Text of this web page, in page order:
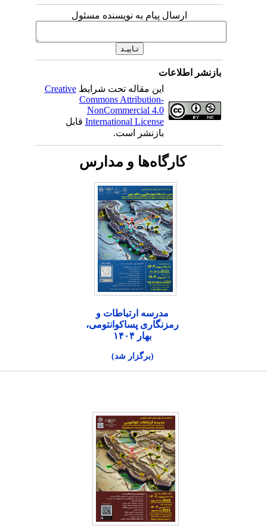
ارسال پیام به نویسنده مسئول
بازنشر اطلاعات
این مقاله تحت شرایطCreative
Commons Attribution-
NonCommercial 4.0
International Licenseقابل
بازنشر است.
کارگاه‌ها و مدارس
مدرسه ارتباطات و
رمزنگاری پساکوانتومی،
بهار ۱۴۰۴
(برگزار شد)